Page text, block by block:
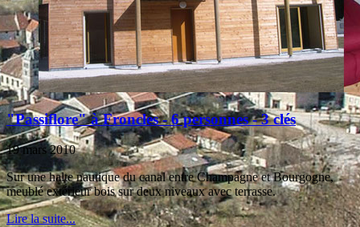
"Passiflore" à Froncles - 6 personnes - 3 clés
19 mars 2010
Sur une halte nautique du canal entre Champagne et Bourgogne,
meublé extérieur bois sur deux niveaux avec terrasse.
Lire la suite...